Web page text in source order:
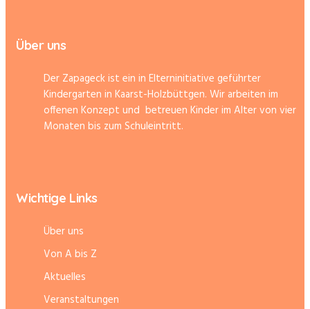
Über uns
Der Zapageck ist ein in Elterninitiative geführter
Kindergarten in Kaarst-Holzbüttgen. Wir arbeiten im
offenen Konzept und betreuen Kinder im Alter von vier
Monaten bis zum Schuleintritt.
Wichtige Links
Über uns
Von A bis Z
Aktuelles
Veranstaltungen